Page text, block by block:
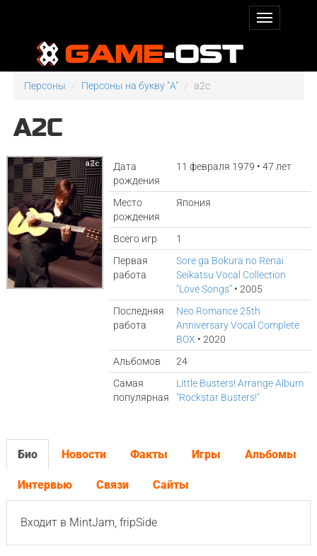
Персоны Персоны на букву "A" a2c
A2C
Дата
рождения
11 февраля 1979 • 47 лет
Место
рождения
Япония
Всего игр
1
Первая
работа
Sore ga Bokura no Renai
Seikatsu Vocal Collection
"Love Songs" • 2005
Последняя
работа
Neo Romance 25th
Anniversary Vocal Complete
BOX • 2020
Альбомов
24
Самая
популярная
Little Busters! Arrange Album
"Rockstar Busters!"
Био Новости Факты Игры Альбомы
Интервью Связи Сайты
Входит в MintJam, fripSide